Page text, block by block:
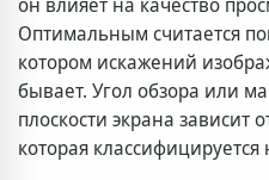
Оптимальным считается
котором искажений
бывает. Угол обзора или
плоскости экрана зависит
которая классифицируется